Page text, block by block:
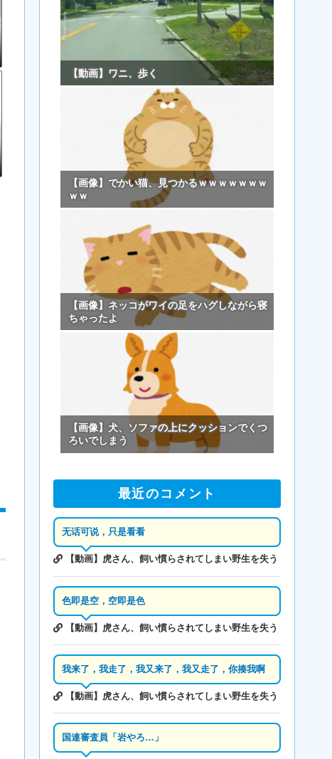
【動画】ワニ、歩く
【画像】でかい猫、見つかるｗｗｗｗｗｗｗ
ｗｗ
【画像】ネッコがワイの足をハグしながら寝
ちゃったよ
【画像】犬、ソファの上にクッションでくつ
ろいでしまう
最近のコメント
无话可说，只是看看
【動画】虎さん、飼い慣らされてしまい野生を失う
色即是空，空即是色
【動画】虎さん、飼い慣らされてしまい野生を失う
我来了，我走了，我又来了，我又走了，你揍我啊
【動画】虎さん、飼い慣らされてしまい野生を失う
国連審査員「岩やろ…」